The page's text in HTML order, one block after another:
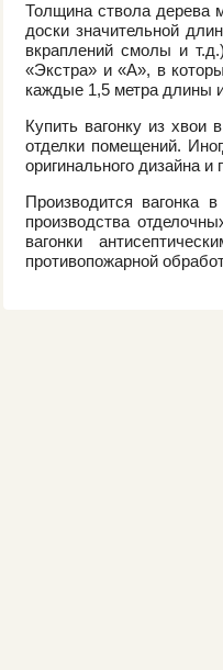
Толщина ствола дерева
доски значительной
вкраплений смолы и
«Экстра» и «А», в
каждые 1,5 метра длины
Купить вагонку из хвои
отделки помещений.
оригинального дизайна и
Производится
производства
вагонки
противопожарной